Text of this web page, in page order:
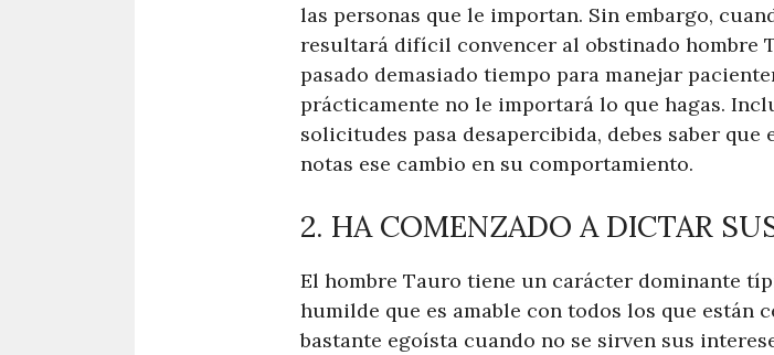
las personas que le importan. Sin embargo,
resultará difícil convencer al obstinado hombre
pasado demasiado tiempo para manejar
prácticamente no le importará lo que hagas.
solicitudes pasa desapercibida, debes saber
notas ese cambio en su comportamiento.
2. HA COMENZADO A DICTAR
El hombre Tauro tiene un carácter dominante
humilde que es amable con todos los que están
bastante egoísta cuando no se sirven sus